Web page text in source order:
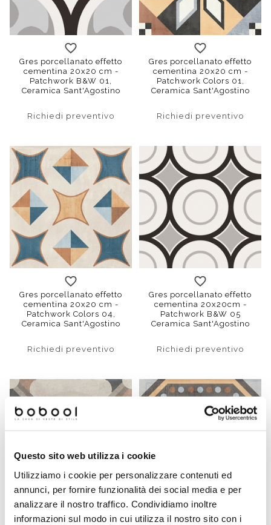
Questo sito web utilizza i cookie
Utilizziamo i cookie per personalizzare contenuti ed
annunci, per fornire funzionalità dei social media e per
analizzare il nostro traffico. Condividiamo inoltre
informazioni sul modo in cui utilizza il nostro sito con i
Gres porcellanato effetto
cementina 20x20 cm -
Patchwork B&W 01,
Ceramica Sant'Agostino
Richiedi preventivo
Gres porcellanato effetto
cementina 20x20 cm -
Patchwork Colors 01,
Ceramica Sant'Agostino
Richiedi preventivo
Gres porcellanato effetto
cementina 20x20 cm -
Patchwork Colors 04,
Ceramica Sant'Agostino
Richiedi preventivo
Gres porcellanato effetto
cementina 20x20cm -
Patchwork B&W 05
Ceramica Sant'Agostino
Richiedi preventivo